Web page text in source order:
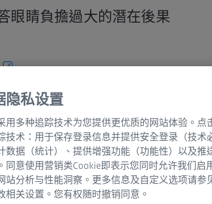
眼睛負擔過大的潛在後果
隐私设置
用多种追踪技术为您提供更优质的网站体验。点
技术：用于保存登录信息并提供安全登录（技术
数据（统计）、提供增强功能（功能性）以及推
同意使用营销类Cookie即表示您同时允许我们启
站分析与性能洞察。更多信息及自定义选项请参
相关设置。您有权随时撤销同意。